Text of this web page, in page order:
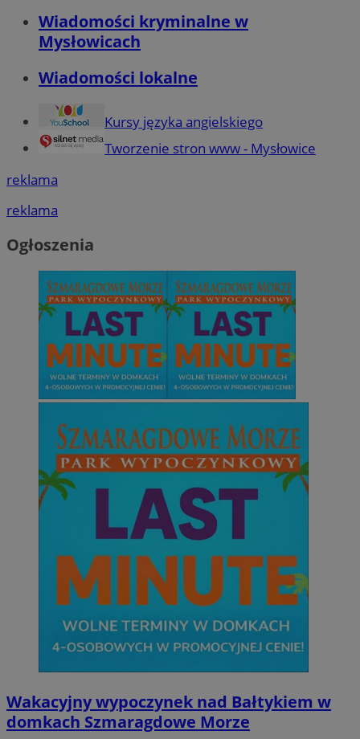
Wiadomości kryminalne w
Mysłowicach
Wiadomości lokalne
Kursy języka angielskiego
Tworzenie stron www - Mysłowice
reklama
reklama
Ogłoszenia
Wakacyjny wypoczynek nad Bałtykiem w
domkach Szmaragdowe Morze